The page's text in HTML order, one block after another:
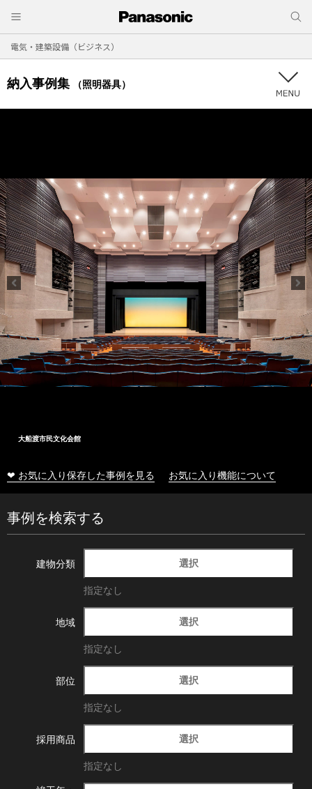
電気・建築設備（ビジネス）
納入事例集 （照明器具）
大船渡市民文化会館
❤ お気に入り保存した事例を見る お気に入り機能について
事例を検索する
建物分類 選択
指定なし
地域 選択
指定なし
部位 選択
指定なし
採用商品 選択
指定なし